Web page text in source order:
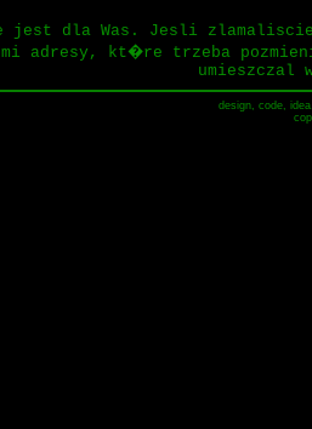
jest dla Was. Jesli
adresy, kt�re trzeba
design, code,